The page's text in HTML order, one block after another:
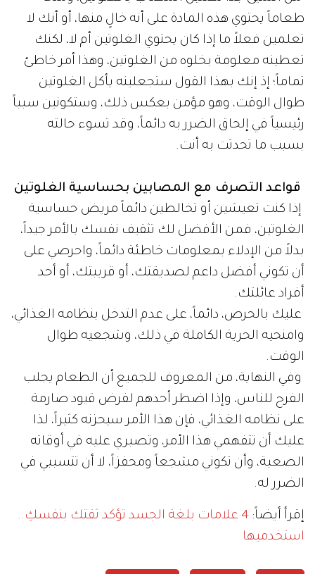
طعاماً يحتوي هذه المادة على أنه خالٍ منها، أو أنك لا
تعلمين فعلاً ما إذا كان يحتوي الغلوتين أم لا، لكنك
تعطينه معلومة بخلوه من الغلوتين، وهذا أمر خاطئ
تماماً؛ إذ إنك بهذا القول ستجعلينه يأكل الغلوتين
طوال الوقت، وهو مؤمن بعكس ذلك، وستكونين سبباً
رئيسياً في إلحاق الضرر به دائماً، وقد تسوء حالته
بسبب ما تحدثت به أنت.
قواعد التصرف مع المصابين بحساسية الغلوتين
إذا كنت تعيشين أو تخالطين دائماً مريض حساسية
الغلوتين، فمن الأفضل لك تثقيف نفسك بالأمر جيداً،
بدلاً من الإدلاء بمعلومات خاطئة دائماً، واحرصي على
أن تكوني أفضل داعم لصديقتك، أو قريبتك، أو أحد
أفراد عائلتك.
عليك بالحرص، دائماً، على عدم التدخل بنظامه الغذائي،
وامنحيه الحرية الكاملة في ذلك، وشجعيه طوال
الوقت.
وفي النهاية، من المعروف للجميع أن الطعام يجلب
الفرح للناس، وإذا اضطر أحدهم لفرض قيود صارمة
على نظامه الغذائي، فإن هذا الأمر سيحزنه كثيراً، لذا
عليك أن تتفهمي هذا الأمر، وتصبري عليه في أوقاته
الصعبة، وأن تكوني مشجعاً ومحفزاً، لا أن تتسببي في
الضرر له.
إقرأ أيضاً:
4 علامات بلغة الجسد تؤكد ثقتك بنفسكِ..
استخدميها